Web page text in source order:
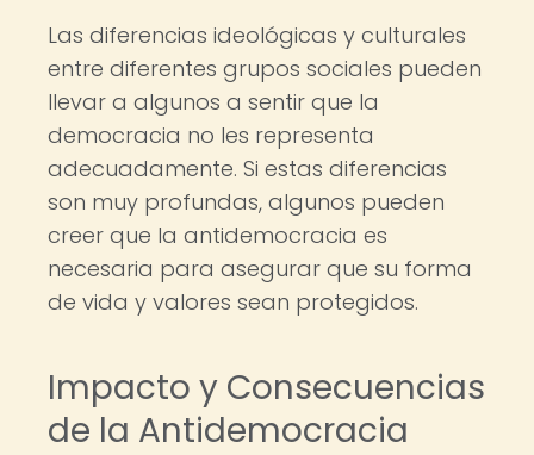
Las diferencias ideológicas y culturales
entre diferentes grupos sociales pueden
llevar a algunos a sentir que la
democracia no les representa
adecuadamente. Si estas diferencias
son muy profundas, algunos pueden
creer que la antidemocracia es
necesaria para asegurar que su forma
de vida y valores sean protegidos.
Impacto y Consecuencias
de la Antidemocracia